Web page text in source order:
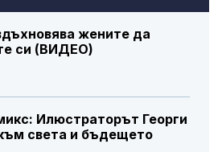
жените да
си (ВИДЕО)
Илюстраторът Георги
света и бъдещето